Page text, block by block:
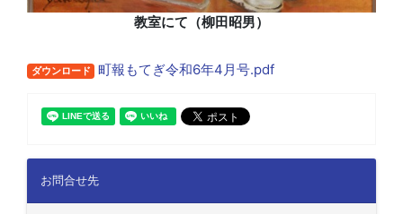
教室にて（柳田昭男）
ダウンロード 町報もてぎ令和6年4月号.pdf
お問合せ先